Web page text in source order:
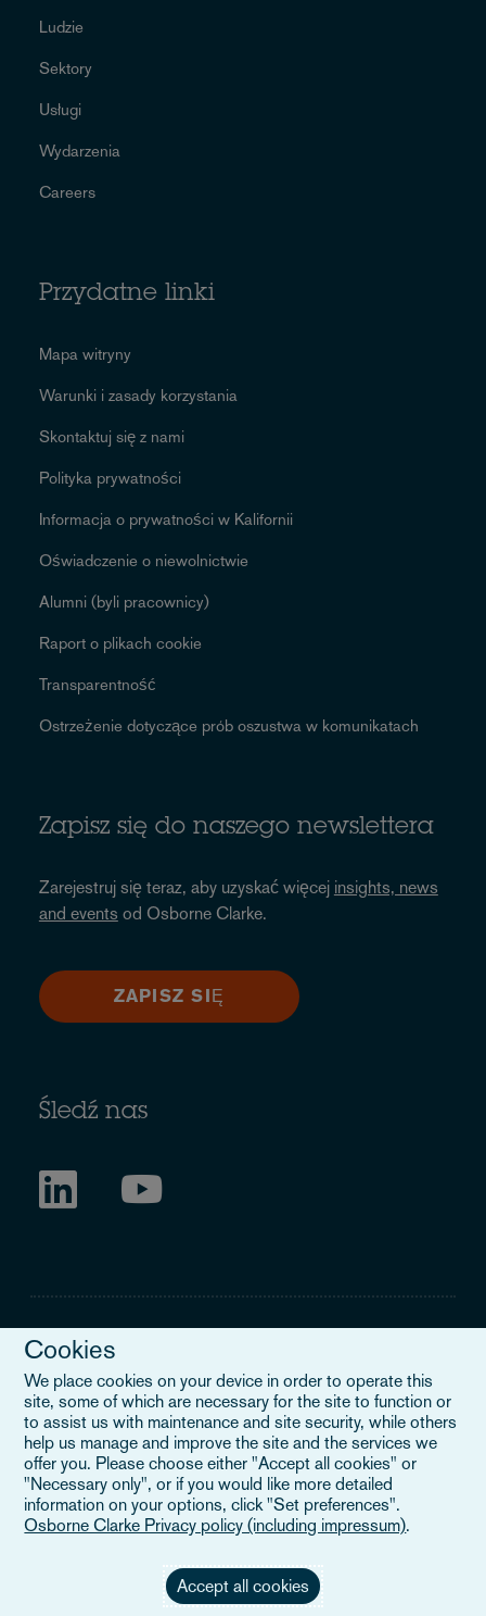
Ludzie
Sektory
Usługi
Wydarzenia
Careers
Przydatne linki
Mapa witryny
Warunki i zasady korzystania
Skontaktuj się z nami
Polityka prywatności
Informacja o prywatności w Kalifornii
Oświadczenie o niewolnictwie
Alumni (byli pracownicy)
Raport o plikach cookie
Transparentność
Ostrzeżenie dotyczące prób oszustwa w komunikatach
Zapisz się do naszego newslettera
Zarejestruj się teraz, aby uzyskać więcej insights, news
and events od Osborne Clarke.
ZAPISZ SIĘ
Śledź nas
Legal Notice
W treściach zamieszczonych na tej stronie określenie 'Osborne
Clarke' odnosi się do międzynarodowej organizacji, Osborne
Clarke Verein (OCV), lub jednej z jej firm członkowskich. OCV jest
szwajcarskim stowarzyszeniem (verein) i nie świadczy usług na
rzecz klientów. Wszystkie firmy członkowskie OCV są odrębnymi
podmiotami prawnymi i nie posiadają upoważnienia do zaciągania
lub OCV wobec osób trzecich. Aby dowiedzieć się więcej.
proszę kliknąć tutaj..
Cookies
We place cookies on your device in order to operate this
site, some of which are necessary for the site to function or
to assist us with maintenance and site security, while others
help us manage and improve the site and the services we
offer you. Please choose either "Accept all cookies" or
"Necessary only", or if you would like more detailed
information on your options, click "Set preferences".
Osborne Clarke Privacy policy (including impressum).
Accept all cookies